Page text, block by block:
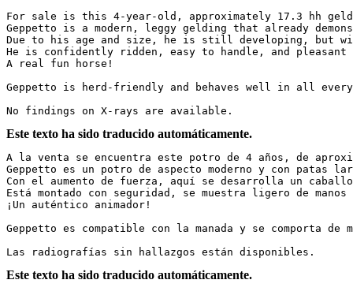
For sale is this 4-year-old, approximately 17.3 hh
Geppetto is a modern, leggy gelding that already
Due to his age and size, he is still developing, but
He is confidently ridden, easy to handle, and
A real fun horse!
Geppetto is herd-friendly and behaves well in all
No findings on X-rays are available.
Este texto ha sido traducido automáticamente.
A la venta se encuentra este potro de 4 años, de
Geppetto es un potro de aspecto moderno y con patas
Con el aumento de fuerza, aquí se desarrolla un
Está montado con seguridad, se muestra ligero de
¡Un auténtico animador!
Geppetto es compatible con la manada y se comporta
Las radiografías sin hallazgos están disponibles.
Este texto ha sido traducido automáticamente.